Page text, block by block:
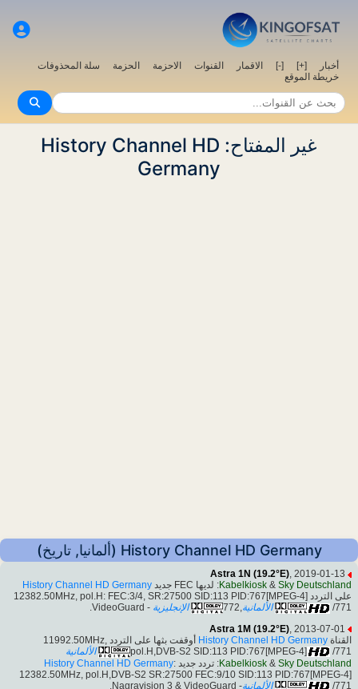
أخبار [+]
[-] الاقمار القنوات الاحزمة الحزمة
سلة المحذوفات
خريطة الموقع
غير المفتاح: History Channel HD
Germany
History Channel HD Germany (ألمانيا, تاريخ)
Astra 1N (19.2°E), 2019-01-13
Kabelkiosk & Sky Deutschland : لديها FEC جديد
History Channel HD Germany
على التردد 12382.50MHz, pol.H: FEC:3/4, SR:27500 SID:113 PID:767[MPEG-4]
/771
الألمانية,772 الإنجليزية - VideoGuard.
Astra 1M (19.2°E), 2013-07-01
القناة History Channel HD Germany
أوقفت بثها على التردد 11992.50MHz,
pol.H,DVB-S2 SID:113 PID:767[MPEG-4]
/771
الألمانية
Kabelkiosk & Sky Deutschland : تردد جديد History Channel HD Germany:
12382.50MHz, pol.H,DVB-S2 SR:27500 FEC:9/10 SID:113 PID:767[MPEG-4]
/771
الألمانية- Nagravision 3 & VideoGuard.